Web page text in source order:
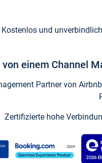
Kostenlos und
einem Channel
Partner von
Zertifizierte hohe